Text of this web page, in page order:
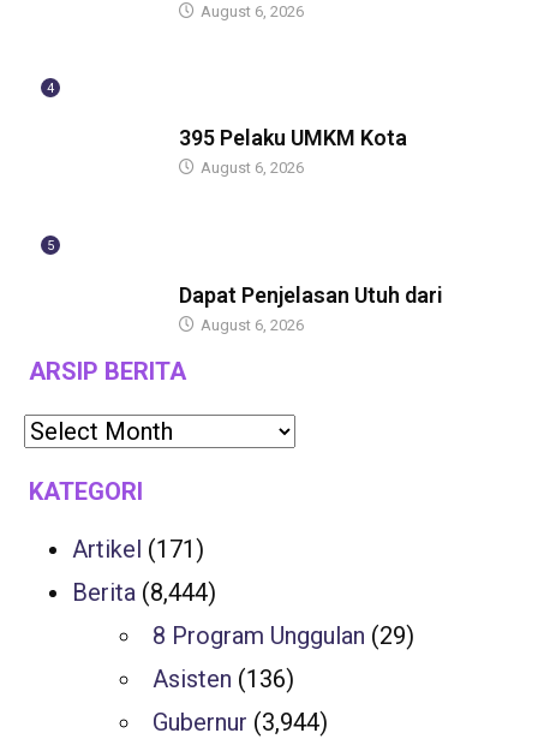
August 6, 2026
4
395 Pelaku UMKM Kota
August 6, 2026
5
Dapat Penjelasan Utuh dari
August 6, 2026
ARSIP BERITA
KATEGORI
Artikel (171)
Berita (8,444)
8 Program Unggulan (29)
Asisten (136)
Gubernur (3,944)